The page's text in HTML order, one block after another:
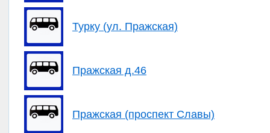
Турку (ул. Пражская)
Пражская д.46
Пражская (проспект Славы)